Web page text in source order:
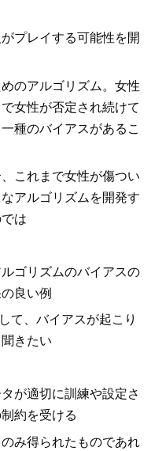
プレイする可能性を開
のアルゴリズム。女性
女性が否定され続けて
種のバイアスがあるこ
これまで女性が傷つい
アルゴリズムを開発す
は
ゴリズムのバイアスの
良い例
て、バイアスが起こり
きたい
が適切に訓練や設定さ
約を受ける
み得られたものであれ